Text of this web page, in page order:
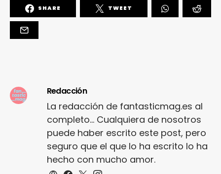
SHARE TWEET
Redacción
La redacción de fantasticmag.es al
completo... Cualquiera de nosotros
puede haber escrito este post, pero
seguro que el que lo ha escrito lo ha
hecho con mucho amor.